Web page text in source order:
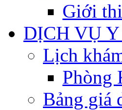
Giới
DỊCH VỤ Y
Lịch
Phòng
Bảng giá